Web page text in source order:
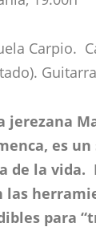
Carpio.
jerezana
es
de la vida.
las
para